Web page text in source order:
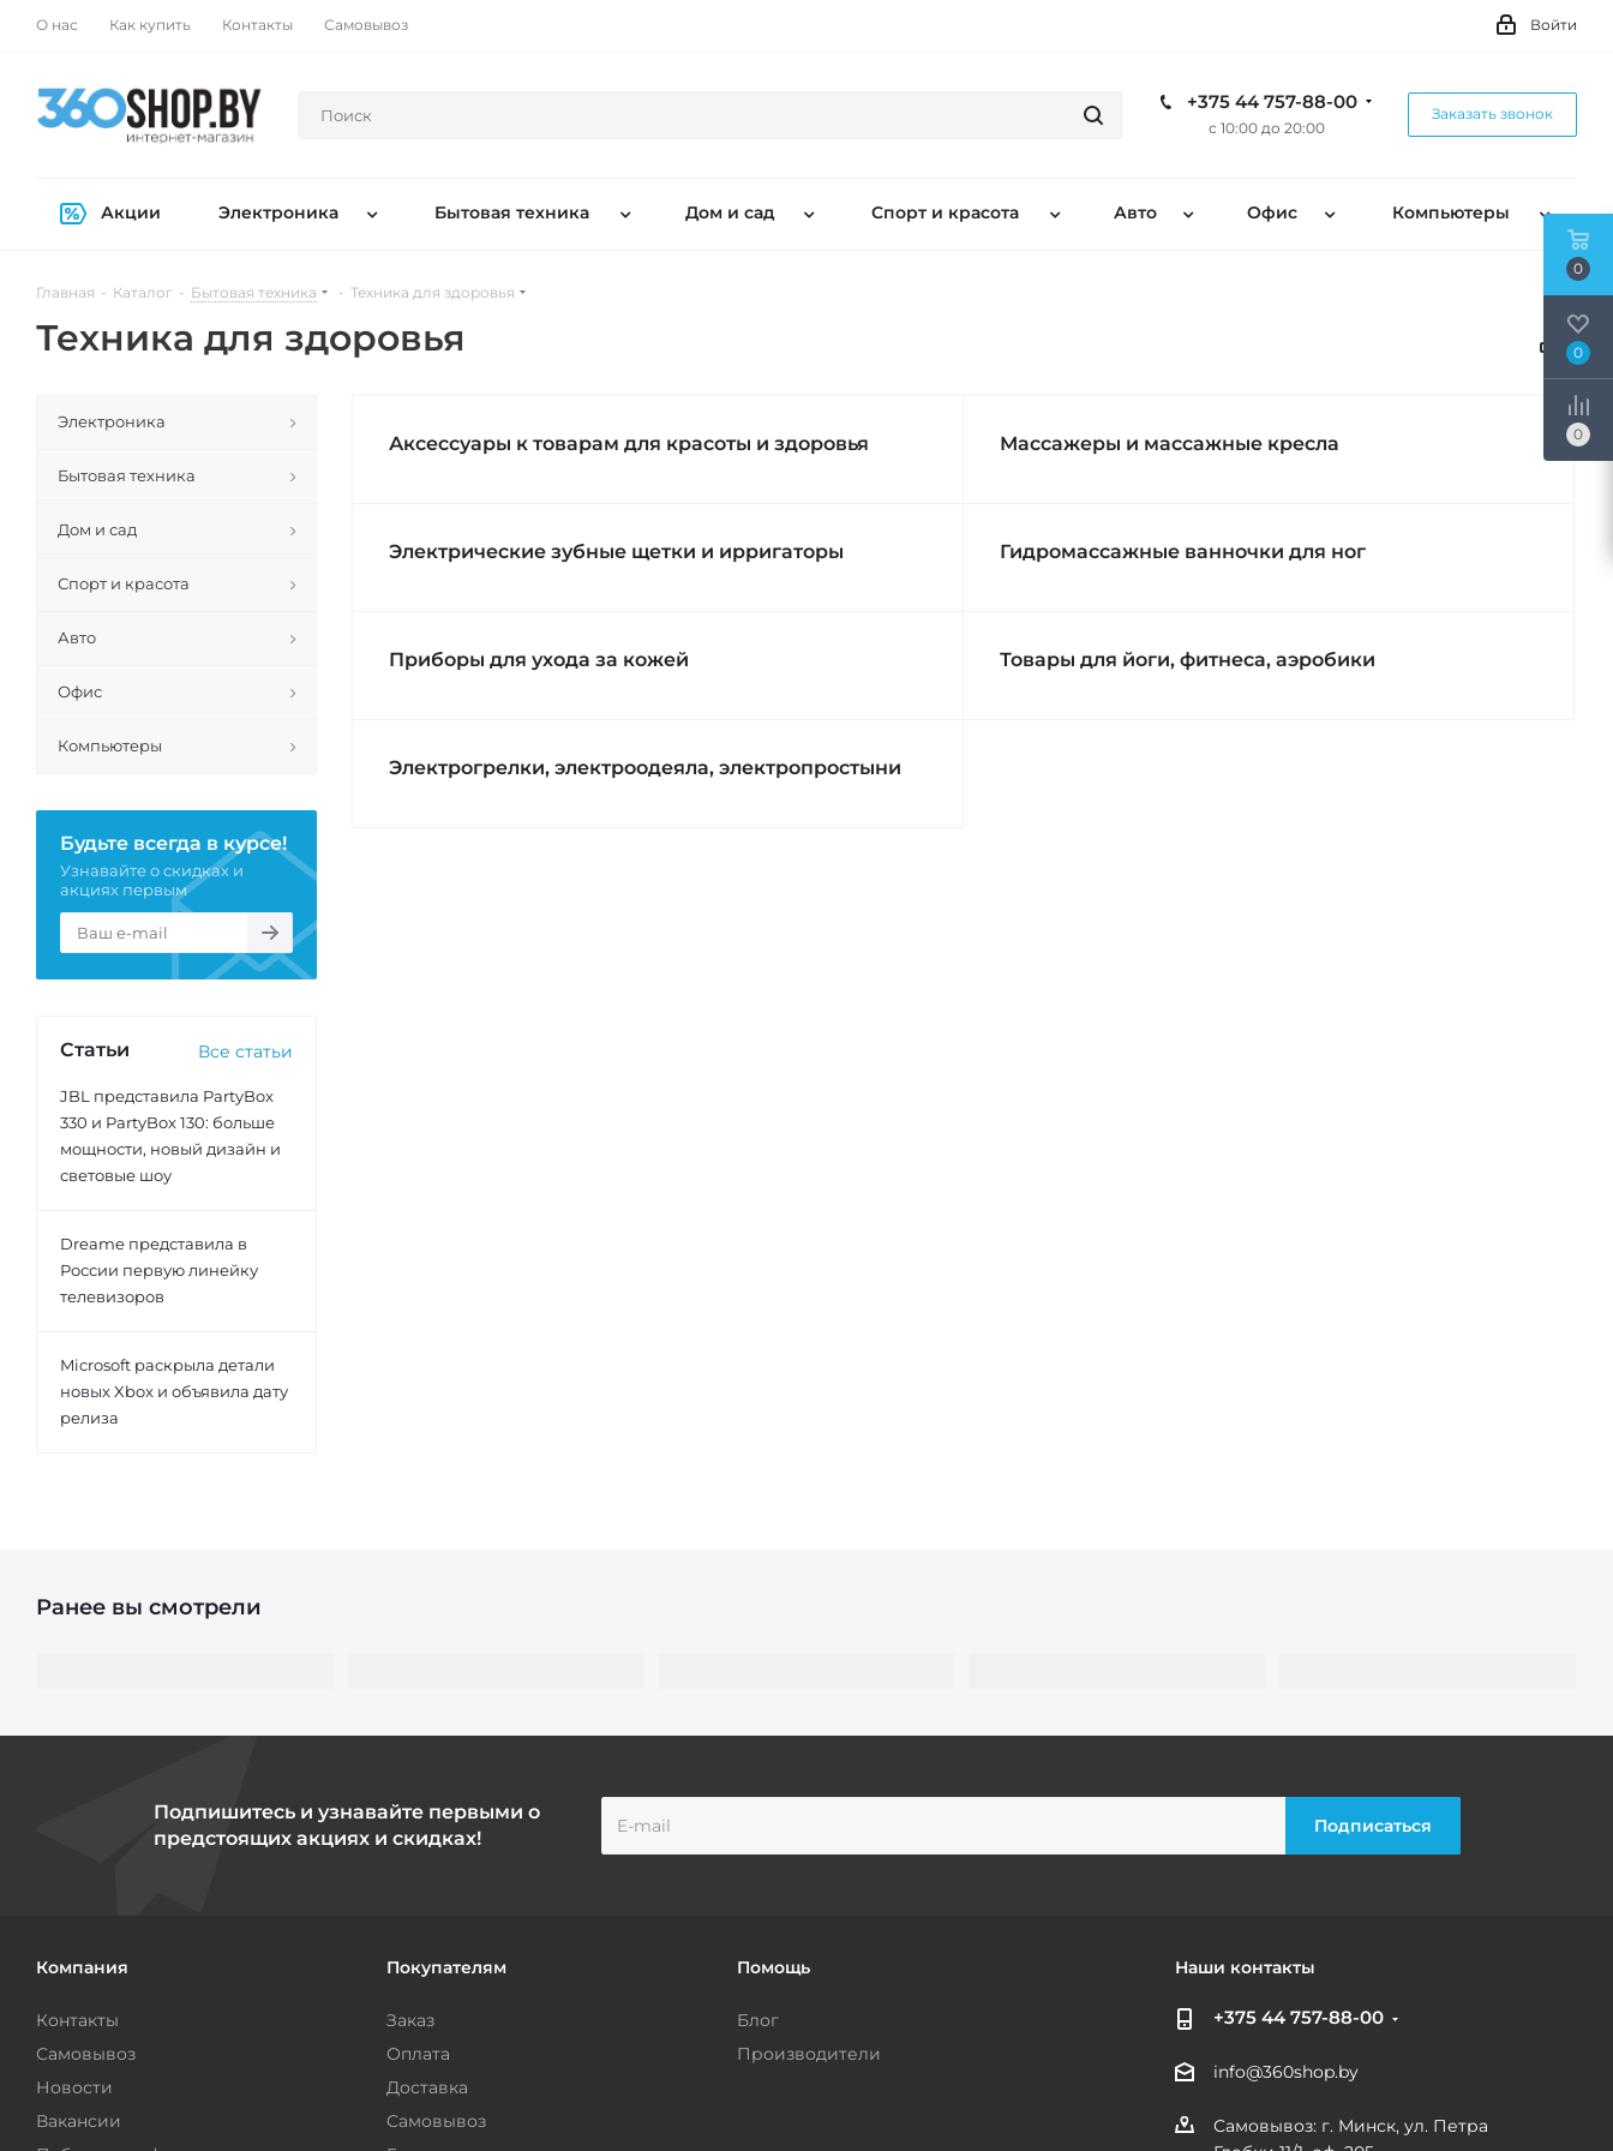
О нас Как купить Контакты Самовывоз Войти
+375 44 757-88-00
с 10:00 до 20:00
Заказать звонок
Акции Электроника Бытовая техника Дом и сад Спорт и красота Авто Офис Компьютеры
Главная - Каталог - Бытовая техника - Техника для здоровья
Техника для здоровья
Аксессуары к товарам для красоты и здоровья Массажеры и массажные кресла
Электрические зубные щетки и ирригаторы Гидромассажные ванночки для ног
Приборы для ухода за кожей Товары для йоги, фитнеса, аэробики
Электрогрелки, электроодеяла, электропростыни
Электроника
Бытовая техника
Дом и сад
Спорт и красота
Авто
Офис
Компьютеры
Будьте всегда в курсе!
Узнавайте о скидках и
акциях первым
Статьи Все статьи
JBL представила PartyBox
330 и PartyBox 130: больше
мощности, новый дизайн и
световые шоу
Dreame представила в
России первую линейку
телевизоров
Microsoft раскрыла детали
новых Xbox и объявила дату
релиза
Ранее вы смотрели
Подпишитесь и узнавайте первыми о
предстоящих акциях и скидках!
Компания
Контакты
Самовывоз
Новости
Вакансии
Покупателям
Заказ
Оплата
Доставка
Самовывоз
Помощь
Блог
Производители
Наши контакты
+375 44 757-88-00
info@360shop.by
Самовывоз: г. Минск, ул. Петра
0
0
0